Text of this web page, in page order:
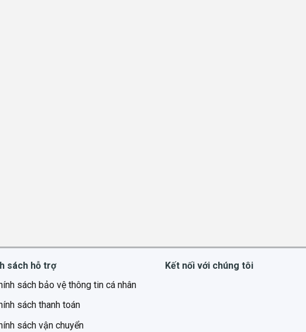
sách hỗ trợ
sách bảo vệ thông tin cá nhân
sách thanh toán
sách vận chuyển
Kết nối với chúng tôi